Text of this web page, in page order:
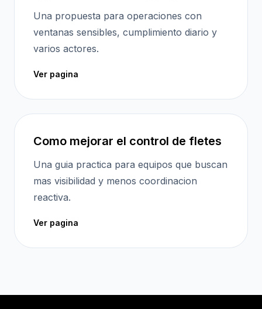
Una propuesta para operaciones con
ventanas sensibles, cumplimiento diario y
varios actores.
Ver pagina
Como mejorar el control de fletes
Una guia practica para equipos que buscan
mas visibilidad y menos coordinacion
reactiva.
Ver pagina